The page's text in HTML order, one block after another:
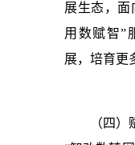
展生态，面
用数赋智”
展，培育更
（四